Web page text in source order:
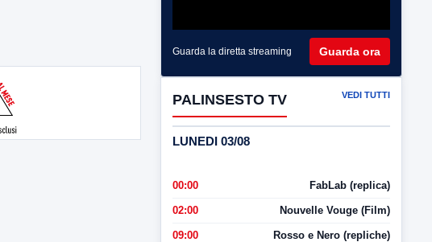
Guarda la diretta streaming Guarda ora
PALINSESTO TV VEDI TUTTI
LUNEDI 03/08
00:00 FabLab (replica)
02:00 Nouvelle Vouge (Film)
09:00 Rosso e Nero (repliche)